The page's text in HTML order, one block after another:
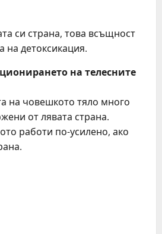
си страна, това всъщност
на детоксикация.
на телесните
на човешкото тяло много
от лявата страна.
работи по-усилено, ако